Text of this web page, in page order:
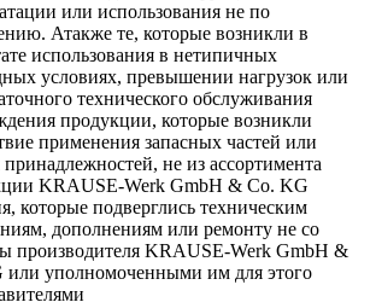
или использования не по
Атакже те, которые возникли в
использования в нетипичных
условиях, превышении нагрузок или
технического обслуживания
продукции, которые возникли
применения запасных частей или
принадлежностей, не из ассортимента
KRAUSE-Werk GmbH & Со. KG
которые подверглись техническим
дополнениям или ремонту не со
производителя KRAUSE-Werk GmbH &
или уполномоченными им для этого